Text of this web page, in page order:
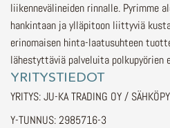
liikennevälineiden rinnalle. Pyrimme
hankintaan ja ylläpitoon liittyviä
erinomaisen hinta-laatusuhteen
lähestyttäviä palveluita polkupyörien
YRITYSTIEDOT
YRITYS: JU-KA TRADING OY /
Y-TUNNUS: 2985716-3